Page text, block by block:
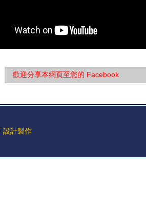
歡迎分享本網頁至您的 Facebook
設計製作